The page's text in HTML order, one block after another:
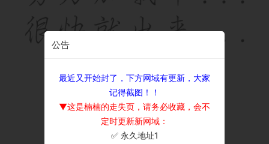
公告
最近又开始封了，下方网域有更新，大家
记得截图！！
▼这是楠楠的走失页，请务必收藏，会不
定时更新新网域：
✅ 永久地址1